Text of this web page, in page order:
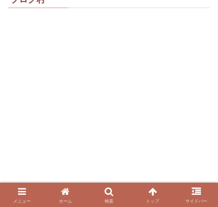
メニュー ホーム 検索 トップ サイドバー